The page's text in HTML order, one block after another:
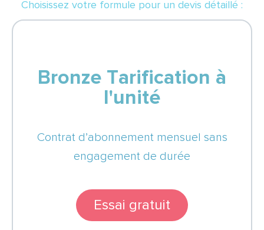
Choisissez votre formule pour un devis détaillé :
Bronze Tarification à
l'unité
Contrat d’abonnement mensuel sans
engagement de durée
Essai gratuit